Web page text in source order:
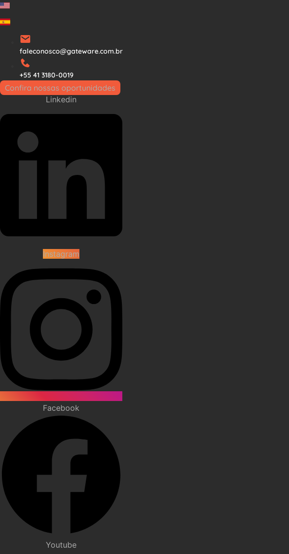
Ir
para
conteúdo
faleconosco@gateware.com.br
+55 41 3180-0019
Confira nossas oportunidades
Linkedin
Instagram
Facebook
Youtube